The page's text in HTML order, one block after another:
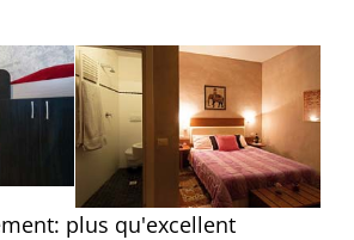
plus qu'excellent